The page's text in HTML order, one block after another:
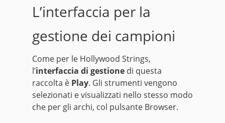
L’interfaccia per la
gestione dei campioni
Come per le Hollywood Strings,
l’interfaccia di gestione di questa
raccolta è Play. Gli strumenti vengono
selezionati e visualizzati nello stesso modo
che per gli archi, col pulsante Browser.